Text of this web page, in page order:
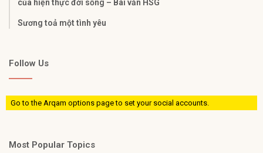
của hiện thực đời sống – Bài văn HSG
Sương toả một tình yêu
Follow Us
Go to the Arqam options page to set your social accounts.
Most Popular Topics